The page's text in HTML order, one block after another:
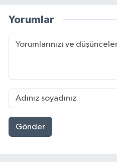
Yorumlar
Gönder